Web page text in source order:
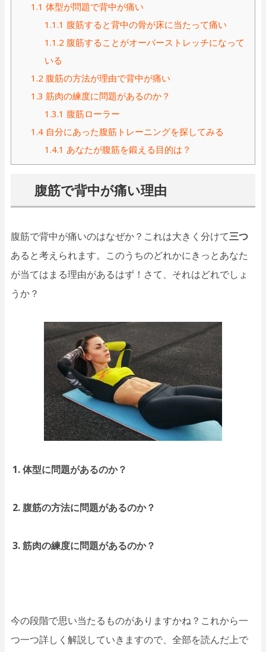
1.1 体型が問題で背中が痛い
1.1.1 腹筋すると背中の骨が床に当たって痛い
1.1.2 腹筋することがオーバーストレッチになって
いる
1.2 腹筋の方法が理由で背中が痛い
1.3 筋肉の練度に問題があるのか？
1.3.1 腹筋ローラー
1.4自分にあった腹筋トレーニングを探してみる
1.4.1 あなたが腹筋を鍛える目的は？
腹筋で背中が痛い理由
腹筋で背中が痛いのはなぜか？これは大きく分けて三つ
あると考えられます。このうちのどれかにきっとあなた
が当てはまる理由があるはず！さて、それはどれでしょ
うか？
体型に問題があるのか？
腹筋の方法に問題があるのか？
筋肉の練度に問題があるのか？
今の段階で思い当たるものがありますかね？これから一
つ一つ詳しく解説していきますので、全部を読んだ上で